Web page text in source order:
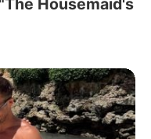
Housemaid's